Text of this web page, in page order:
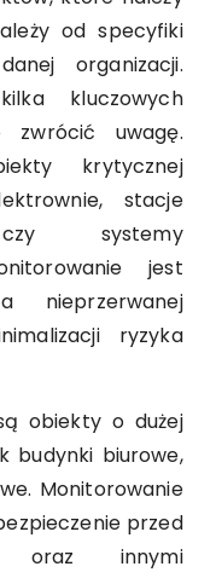
od specyfiki
organizacji.
kluczowych
uwagę.
krytycznej
stacje
systemy
jest
nieprzerwanej
ryzyka
obiekty o dużej
budynki biurowe,
Monitorowanie
przed
oraz innymi